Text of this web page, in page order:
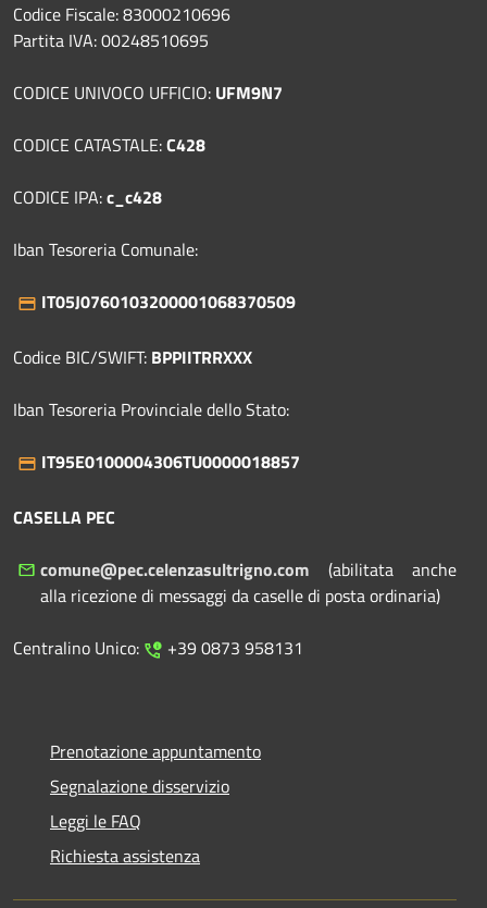
Codice Fiscale: 83000210696
Partita IVA: 00248510695
CODICE UNIVOCO UFFICIO: UFM9N7
CODICE CATASTALE:C428
CODICE IPA:c_c428
Iban Tesoreria Comunale:
IT05J0760103200001068370509
Codice BIC/SWIFT: BPPIITRRXXX
Iban Tesoreria Provinciale dello Stato:
IT95E0100004306TU0000018857
CASELLA PEC
comune@pec.celenzasultrigno.com (abilitata anche
alla ricezione di messaggi da caselle di posta ordinaria)
Centralino Unico:
+39 0873 958131
Prenotazione appuntamento
Segnalazione disservizio
Leggi le FAQ
Richiesta assistenza